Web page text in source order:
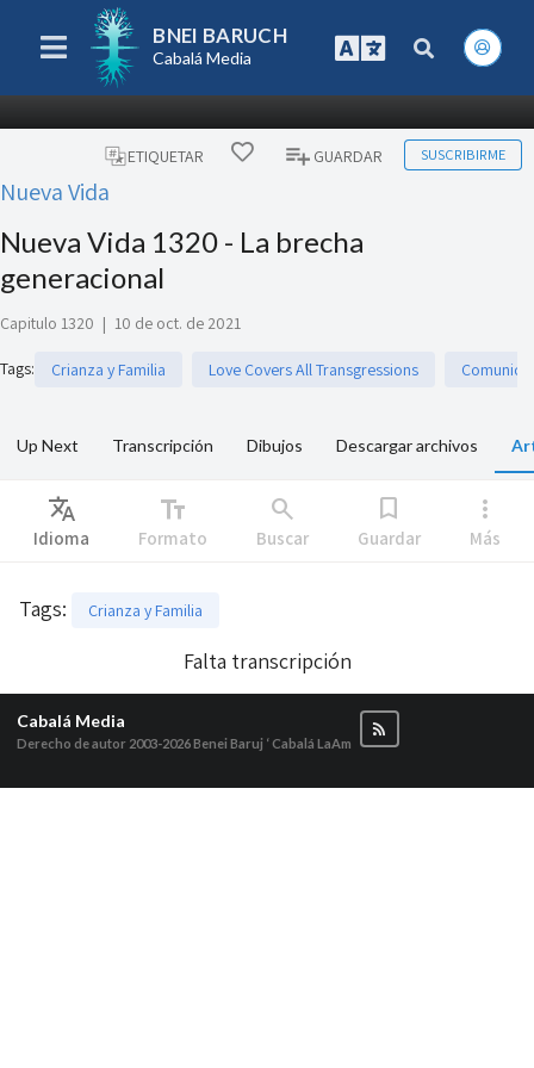
BNEI BARUCH
Cabalá Media
ETIQUETAR GUARDAR SUSCRIBIRME
Nueva Vida
Nueva Vida 1320 - La brecha
generacional
Capitulo 1320 | 10 de oct. de 2021
Tags: Crianza y Familia Love Covers All Transgressions
Up Next Transcripción Dibujos Descargar archivos
Translate
Idioma
text_fields
Formato
search
Buscar
bookmark
Guardar
more_vert
Más
Tags: Crianza y Familia
Falta transcripción
Cabalá Media
Derecho de autor 2003-2026Benei Baruj ‘ Cabalá LaAm